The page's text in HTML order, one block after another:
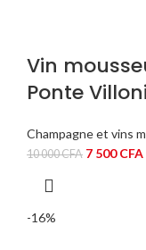
Vin
Ponte
Champagne et vins
10 000CFA Le
7 500CFA
-16%